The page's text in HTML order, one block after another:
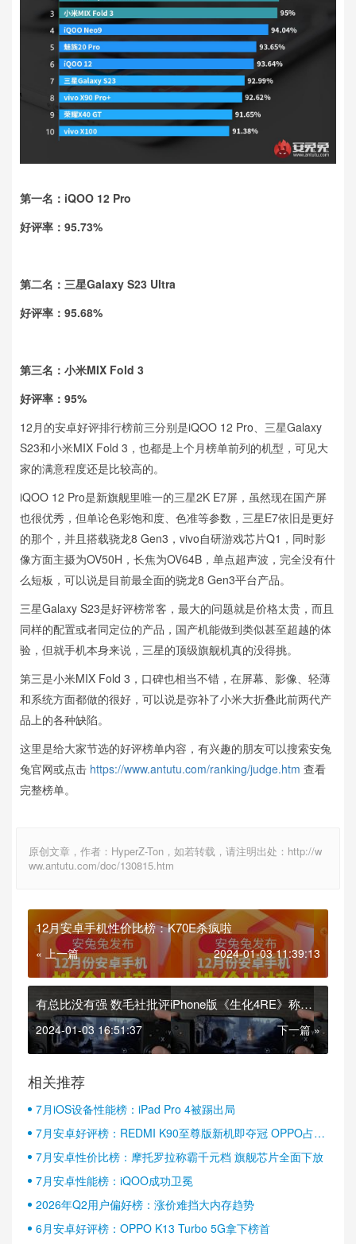
第一名：iQOO 12 Pro
好评率：95.73%
第二名：三星Galaxy S23 Ultra
好评率：95.68%
第三名：小米MIX Fold 3
好评率：95%
12月的安卓好评排行榜前三分别是iQOO 12 Pro、三星Galaxy
S23和小米MIX Fold 3，也都是上个月榜单前列的机型，可见大
家的满意程度还是比较高的。
iQOO 12 Pro是新旗舰里唯一的三星2K E7屏，虽然现在国产屏
也很优秀，但单论色彩饱和度、色准等参数，三星E7依旧是更好
的那个，并且搭载骁龙8 Gen3，vivo自研游戏芯片Q1，同时影
像方面主摄为OV50H，长焦为OV64B，单点超声波，完全没有什
么短板，可以说是目前最全面的骁龙8 Gen3平台产品。
三星Galaxy S23是好评榜常客，最大的问题就是价格太贵，而且
同样的配置或者同定位的产品，国产机能做到类似甚至超越的体
验，但就手机本身来说，三星的顶级旗舰机真的没得挑。
第三是小米MIX Fold 3，口碑也相当不错，在屏幕、影像、轻薄
和系统方面都做的很好，可以说是弥补了小米大折叠此前两代产
品上的各种缺陷。
这里是给大家节选的好评榜单内容，有兴趣的朋友可以搜索安兔
兔官网或点击 https://www.antutu.com/ranking/judge.htm 查看
完整榜单。
原创文章，作者：HyperZ-Ton，如若转载，请注明出处：http://w
ww.antutu.com/doc/130815.htm
12月安卓手机性价比榜：K70E杀疯啦
« 上一篇 2024-01-03 11:39:13
有总比没有强 数毛社批评iPhone版《生化4RE》称其
连PS4版都不如
2024-01-03 16:51:37 下一篇 »
相关推荐
7月iOS设备性能榜：iPad Pro 4被踢出局
7月安卓好评榜：REDMI K90至尊版新机即夺冠 OPPO占据
半壁江山
7月安卓性价比榜：摩托罗拉称霸千元档 旗舰芯片全面下放
7月安卓性能榜：iQOO成功卫冕
2026年Q2用户偏好榜：涨价难挡大内存趋势
6月安卓好评榜：OPPO K13 Turbo 5G拿下榜首